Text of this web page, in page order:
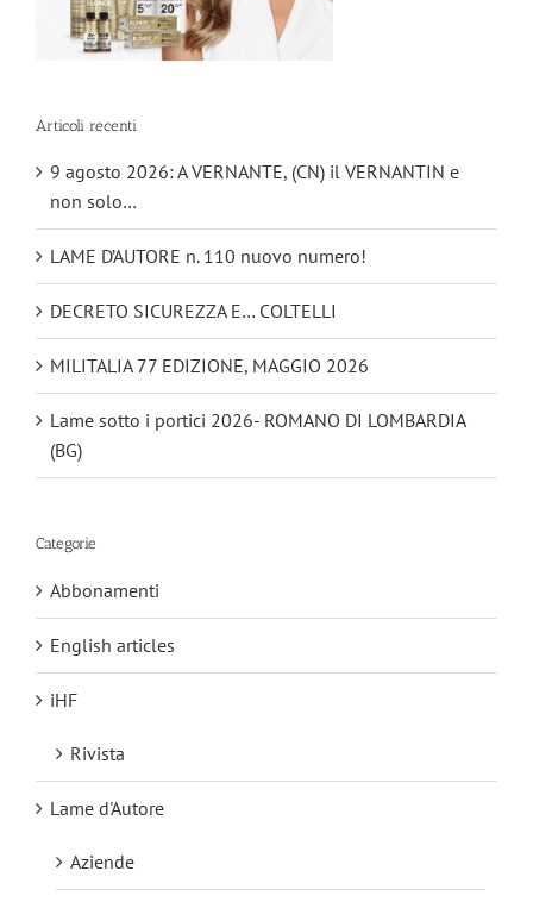
Articoli recenti
9 agosto 2026: A VERNANTE, (CN) il VERNANTIN e
non solo…
LAME D’AUTORE n. 110 nuovo numero!
DECRETO SICUREZZA E… COLTELLI
MILITALIA 77 EDIZIONE, MAGGIO 2026
Lame sotto i portici 2026- ROMANO DI LOMBARDIA
(BG)
Categorie
Abbonamenti
English articles
iHF
Rivista
Lame d'Autore
Aziende